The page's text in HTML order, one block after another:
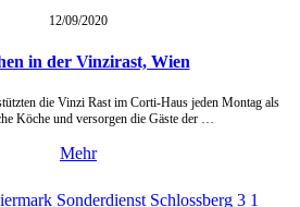
12/09/2020
in der Vinzirast, Wien
die Vinzi Rast im Corti-Haus jeden Montag als
Köche und versorgen die Gäste der …
Mehr